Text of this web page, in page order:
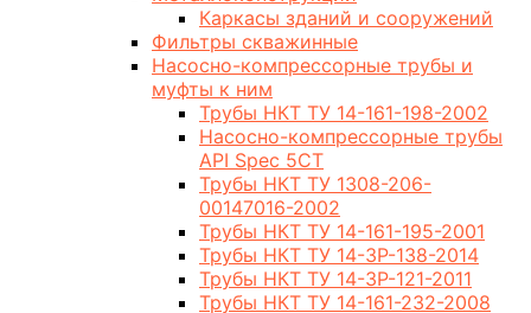
Каркасы зданий и сооружений
Фильтры скважинные
Насосно-компрессорные трубы и
муфты к ним
Трубы НКТ ТУ 14-161-198-2002
Насосно-компрессорные трубы
API Spec 5CT
Трубы НКТ ТУ 1308-206-
00147016-2002
Трубы НКТ ТУ 14-161-195-2001
Трубы НКТ ТУ 14-3Р-138-2014
Трубы НКТ ТУ 14-3Р-121-2011
Трубы НКТ ТУ 14-161-232-2008